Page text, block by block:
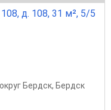
д. 108, 31 м², 5/5
Бердск, Бердск